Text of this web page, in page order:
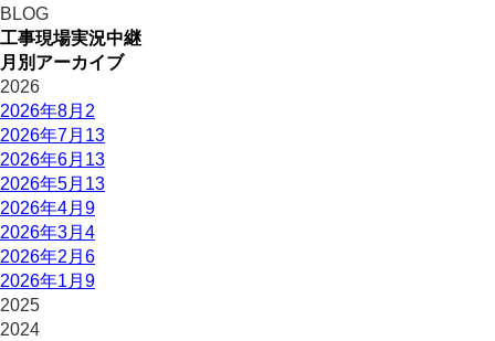
BLOG
工事現場実況中継
月別アーカイブ
2026
2026年8月 2
2026年7月 13
2026年6月 13
2026年5月 13
2026年4月 9
2026年3月 4
2026年2月 6
2026年1月 9
2025
2024